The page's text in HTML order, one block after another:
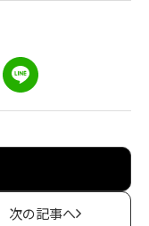
次の記事へ